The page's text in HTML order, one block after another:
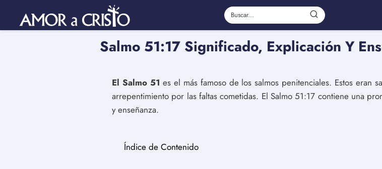
Salmo 51:17 Significado, Explicación Y
El Salmo 51 es el más famoso de los salmos penitenciales. Estos eran
arrepentimiento por las faltas cometidas. El Salmo 51:17 contiene una
y enseñanza.
Índice de Contenido